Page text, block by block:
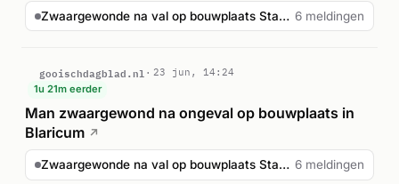
Zwaargewonde na val op bouwplaats Stachouwerweg Blaricum 6 meldingen
gooischdagblad.nl
23 jun, 14:24
1u 21m eerder
Man zwaargewond na ongeval op bouwplaats in
Blaricum ↗
Zwaargewonde na val op bouwplaats Stachouwerweg Blaricum 6 meldingen